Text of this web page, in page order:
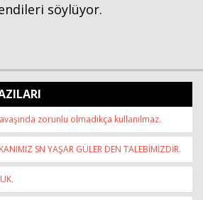
söylüyor.
zorunlu olmadıkça kullanılmaz.
SN YAŞAR GÜLER DEN TALEBİMİZDİR.